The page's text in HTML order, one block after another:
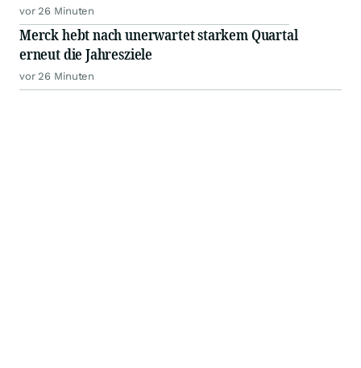
vor 26 Minuten
Merck hebt nach unerwartet starkem Quartal
erneut die Jahresziele
vor 26 Minuten